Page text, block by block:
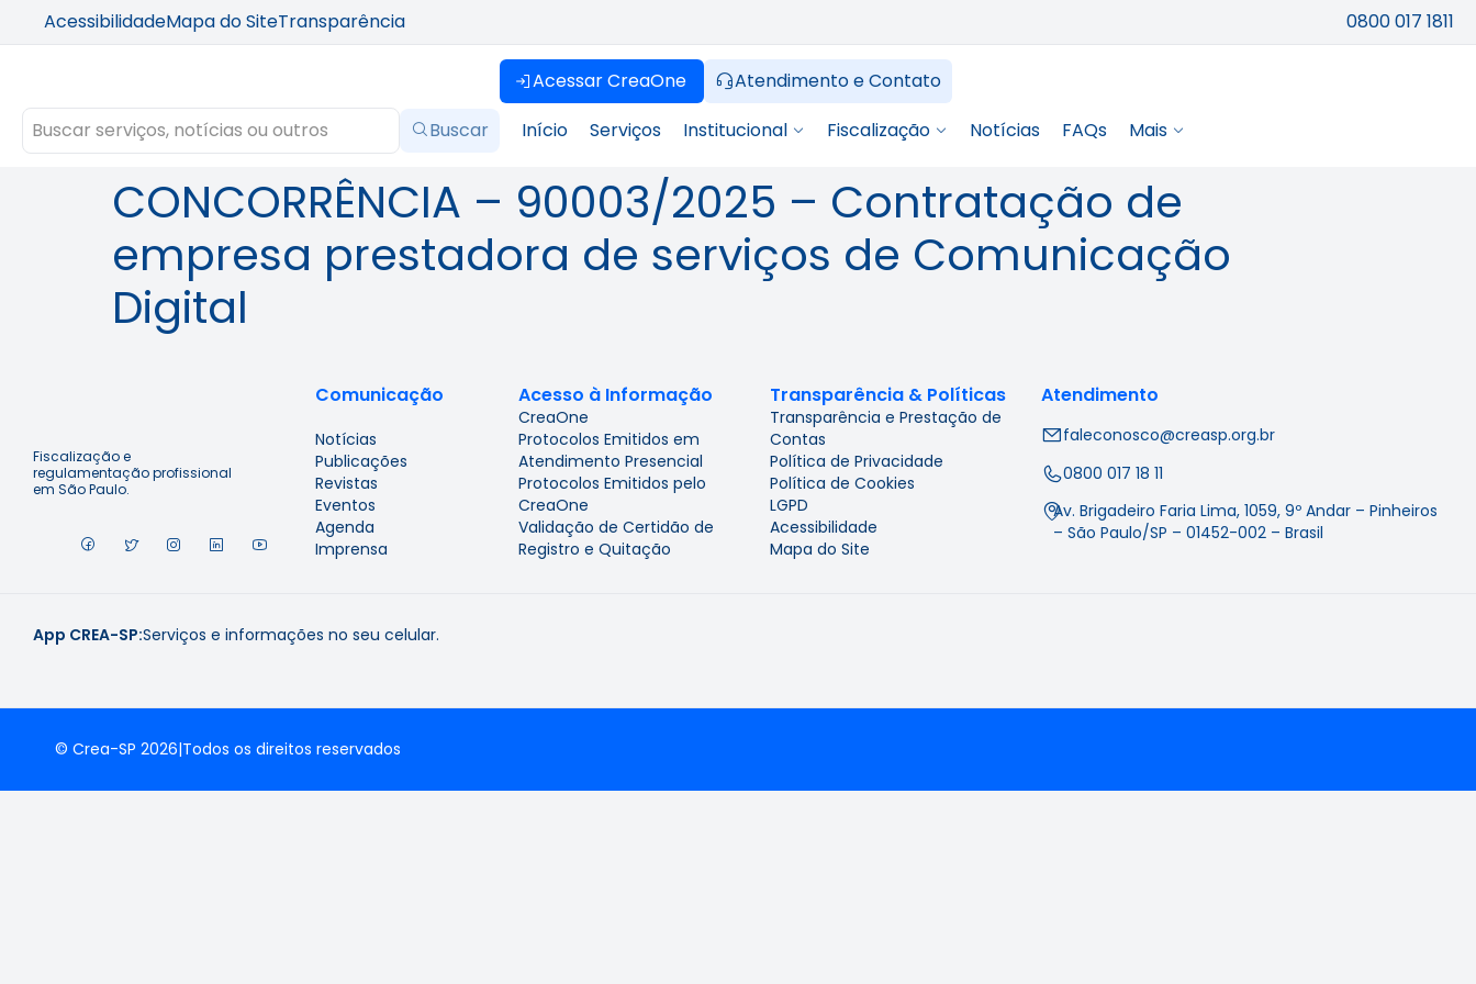
AcessibilidadeMapa do SiteTransparência 0800 017 1811
Acessar CreaOne
Atendimento e Contato
Buscar
Início Serviços Institucional Fiscalização Notícias FAQs Mais
CONCORRÊNCIA – 90003/2025 – Contratação de
empresa prestadora de serviços de Comunicação
Digital
Fiscalização e
regulamentação profissional
em São Paulo.
Comunicação
Notícias
Publicações
Revistas
Eventos
Agenda
Imprensa
Acesso à Informação
CreaOne
Protocolos Emitidos em
Atendimento Presencial
Protocolos Emitidos pelo
CreaOne
Validação de Certidão de
Registro e Quitação
Transparência & Políticas
Transparência e Prestação de
Contas
Política de Privacidade
Política de Cookies
LGPD
Acessibilidade
Mapa do Site
Atendimento
faleconosco@creasp.org.br
0800 017 18 11
Av. Brigadeiro Faria Lima, 1059, 9º Andar – Pinheiros
– São Paulo/SP – 01452-002 – Brasil
App CREA-SP:Serviços e informações no seu celular.
© Crea-SP 2026|Todos os direitos reservados